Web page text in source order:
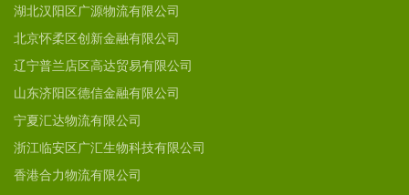
湖北汉阳区广源物流有限公司
北京怀柔区创新金融有限公司
辽宁普兰店区高达贸易有限公司
山东济阳区德信金融有限公司
宁夏汇达物流有限公司
浙江临安区广汇生物科技有限公司
香港合力物流有限公司